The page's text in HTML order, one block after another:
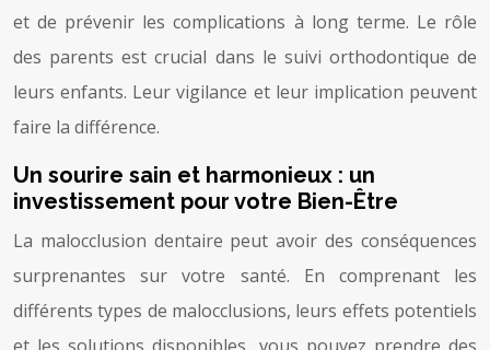
et de prévenir les complications à long terme. Le rôle
des parents est crucial dans le suivi orthodontique de
leurs enfants. Leur vigilance et leur implication peuvent
faire la différence.
Un sourire sain et harmonieux : un
investissement pour votre Bien-Être
La malocclusion dentaire peut avoir des conséquences
surprenantes sur votre santé. En comprenant les
différents types de malocclusions, leurs effets potentiels
et les solutions disponibles, vous pouvez prendre des